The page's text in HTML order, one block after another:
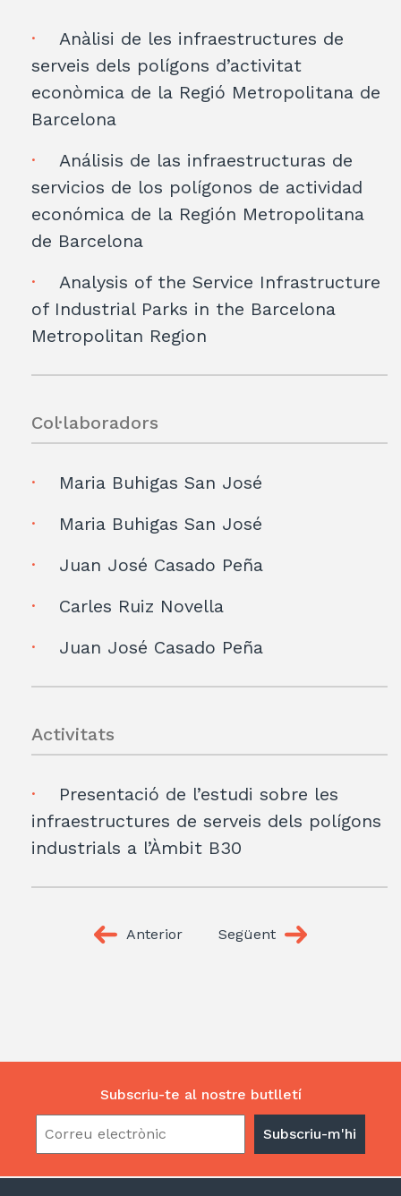
Anàlisi de les infraestructures de
serveis dels polígons d’activitat
econòmica de la Regió Metropolitana de
Barcelona
Análisis de las infraestructuras de
servicios de los polígonos de actividad
económica de la Región Metropolitana
de Barcelona
Analysis of the Service Infrastructure
of Industrial Parks in the Barcelona
Metropolitan Region
Col·laboradors
Maria Buhigas San José
Maria Buhigas San José
Juan José Casado Peña
Carles Ruiz Novella
Juan José Casado Peña
Activitats
Presentació de l’estudi sobre les
infraestructures de serveis dels polígons
industrials a l’Àmbit B30
Anterior Següent
Subscriu-te al nostre butlletí